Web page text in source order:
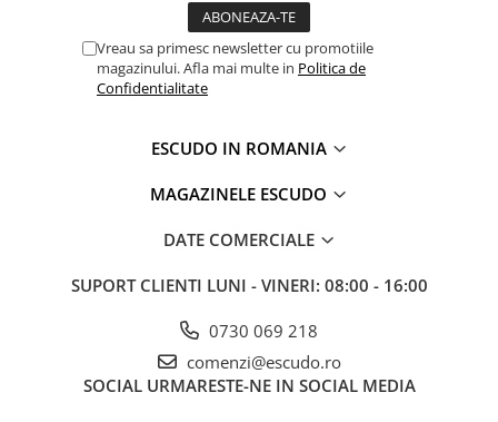
Vreau sa primesc newsletter cu promotiile
magazinului. Afla mai multe in Politica de
Confidentialitate
ESCUDO IN ROMANIA
MAGAZINELE ESCUDO
DATE COMERCIALE
SUPORT CLIENTI LUNI - VINERI: 08:00 - 16:00
0730 069 218
comenzi@escudo.ro
SOCIAL URMARESTE-NE IN SOCIAL MEDIA